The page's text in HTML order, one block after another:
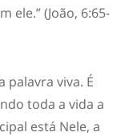
ele.” (João, 6:65-
palavra viva. É
toda a vida a
está Nele, a